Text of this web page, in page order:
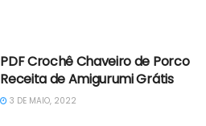
PDF Crochê Chaveiro de Porco
Receita de Amigurumi Grátis
3 DE MAIO, 2022